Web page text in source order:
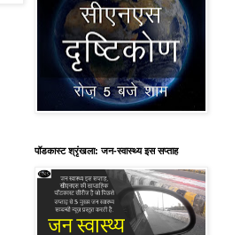
पॉडकास्ट श्रृंखला: जन-स्वास्थ्य इस सप्ताह